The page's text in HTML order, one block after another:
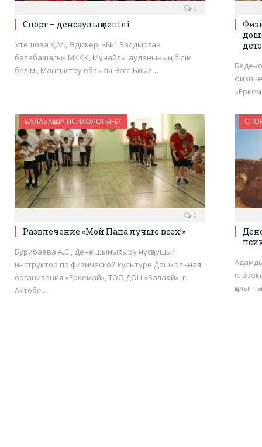
0
Спорт – денсаулық кепілі
Утешова Қ.М., Әдіскер, «№1 Балдырған
балабақшасы» МКҚК, Мұнайлы ауданының білім
бөлімі, Маңғыстау облысы Эссе Биыл…
БАЛАБАҚША ПСИХОЛОГЫНА
0
Развлечение «Мой Папа лучше всех!»
Бурибаева А.С., Дене шынықтыру нұсқаушы/
инструктор по физической культуре Дошкольная
организация «Еркемай», ТОО ДОЦ «Балақай», г.
Актобе…
Адамды
іс-